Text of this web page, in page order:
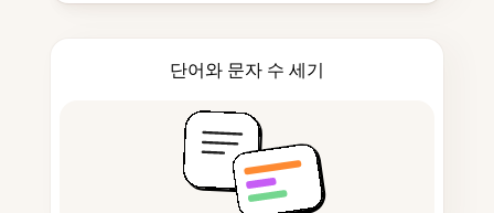
단어와 문자 수 세기